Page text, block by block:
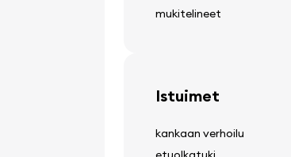
mukitelineet
Istuimet
kankaan verhoilu